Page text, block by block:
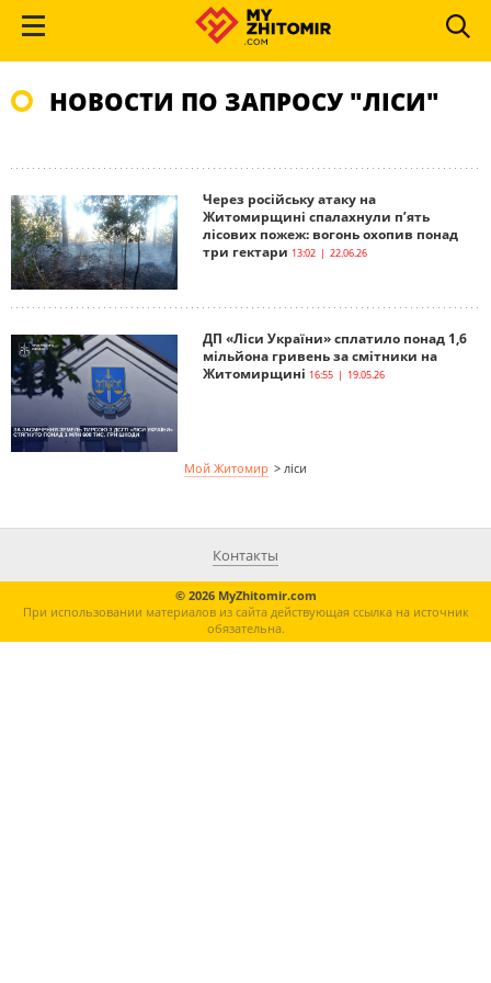
НОВОСТИ ПО ЗАПРОСУ "ЛІСИ"
Через російську атаку на
Житомирщині спалахнули п’ять
лісових пожеж: вогонь охопив понад
три гектари 13:02 | 22.06.26
ДП «Ліси України» сплатило понад 1,6
мільйона гривень за смітники на
Житомирщині 16:55 | 19.05.26
Мой Житомир > ліси
Контакты
© 2026 MyZhitomir.com
При использовании материалов из сайта действующая ссылка на источник
обязательна.